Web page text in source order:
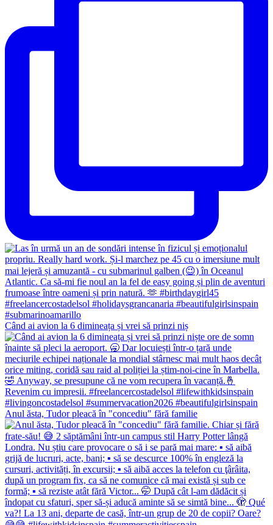
Când ai avion la 6 dimineața și vrei să prinzi niș
Anul ăsta, Tudor pleacă în "concediu" fără familie